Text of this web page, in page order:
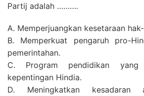
Partij adalah ……….
A. Memperjuangkan kesetaraan
B. Memperkuat pengaruh pro-
pemerintahan.
C. Program pendidikan yang
kepentingan Hindia.
D. Meningkatkan kesadaran